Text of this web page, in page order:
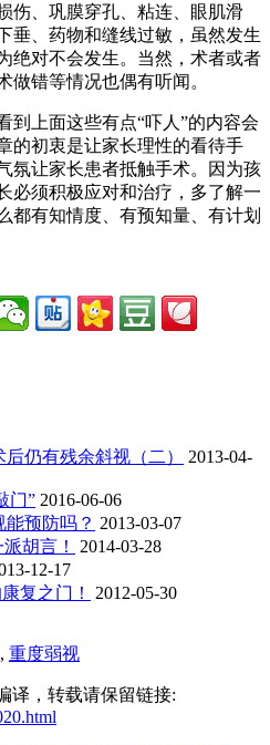
伤、巩膜穿孔、粘连、眼肌滑
垂、药物和缝线过敏，虽然发生
绝对不会发生。当然，术者或者
做错等情况也偶有听闻。
到上面这些有点“吓人”的内容会
的初衷是让家长理性的看待手
氛让家长患者抵触手术。因为孩
必须积极应对和治疗，多了解一
都有知情度、有预知量、有计划
仍有残余斜视（二）
2013-04-
门” 2016-06-06
预防吗？ 2013-03-07
胡言！
2014-03-28
12-17
复之门！
2012-05-30
, 重度弱视
译，转载请保留链接: